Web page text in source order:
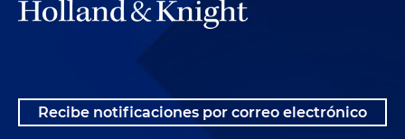
Recibe notificaciones por correo electrónico